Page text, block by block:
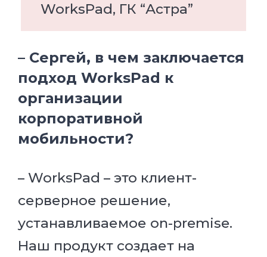
WorksPad, ГК “Астра”
– Сергей, в чем заключается
подход WorksPad к
организации
корпоративной
мобильности?
– WorksPad – это клиент-
серверное решение,
устанавливаемое on-premise.
Наш продукт создает на